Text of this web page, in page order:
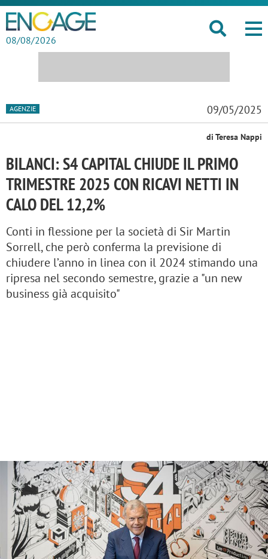
08/08/2026
AGENZIE 09/05/2025
di Teresa Nappi
BILANCI: S4 CAPITAL CHIUDE IL PRIMO
TRIMESTRE 2025 CON RICAVI NETTI IN
CALO DEL 12,2%
Conti in flessione per la società di Sir Martin
Sorrell, che però conferma la previsione di
chiudere l’anno in linea con il 2024 stimando una
ripresa nel secondo semestre, grazie a "un new
business già acquisito"